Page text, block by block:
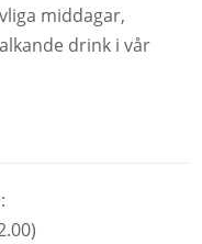
middagar,
drink i vår